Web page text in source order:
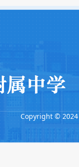
Copyright © 2024